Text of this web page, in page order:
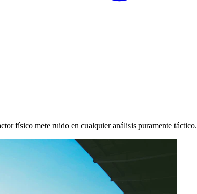
físico mete ruido en cualquier análisis puramente táctico.